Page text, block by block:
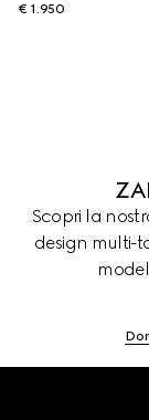
€ 1.950
Scopri la
design multi-